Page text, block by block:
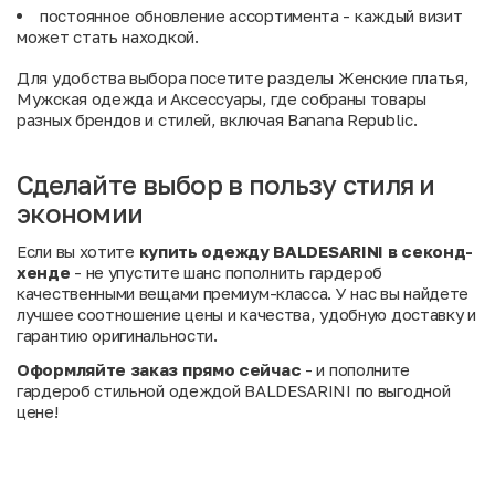
постоянное обновление ассортимента - каждый визит
может стать находкой.
Для удобства выбора посетите разделы Женские платья,
Мужская одежда и Аксессуары, где собраны товары
разных брендов и стилей, включая Banana Republic.
Сделайте выбор в пользу стиля и
экономии
Если вы хотите купить одежду BALDESARINI в секонд-
хенде - не упустите шанс пополнить гардероб
качественными вещами премиум-класса. У нас вы найдете
лучшее соотношение цены и качества, удобную доставку и
гарантию оригинальности.
Оформляйте заказ прямо сейчас - и пополните
гардероб стильной одеждой BALDESARINI по выгодной
цене!